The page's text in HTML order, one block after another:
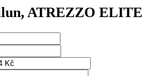
ATREZZO